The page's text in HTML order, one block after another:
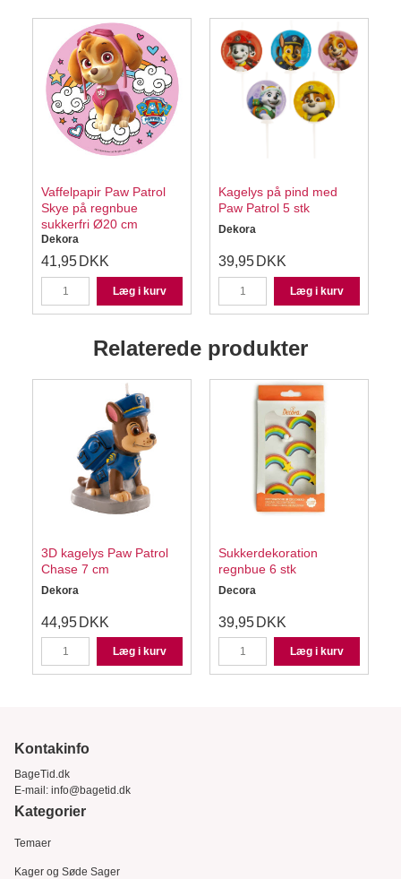
Vaffelpapir Paw Patrol
Skye på regnbue
sukkerfri Ø20 cm
Dekora
41,95 DKK
Læg i kurv
Kagelys på pind med
Paw Patrol 5 stk
Dekora
39,95 DKK
Læg i kurv
Relaterede produkter
3D kagelys Paw Patrol
Chase 7 cm
Dekora
44,95 DKK
Læg i kurv
Sukkerdekoration
regnbue 6 stk
Decora
39,95 DKK
Læg i kurv
Kontakinfo
BageTid.dk
E-mail: info@bagetid.dk
Kategorier
Temaer
Kager og Søde Sager